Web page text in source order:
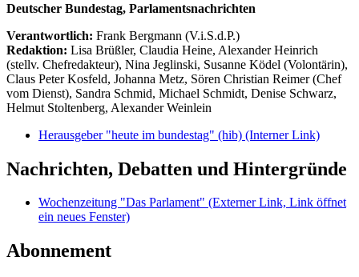
Deutscher Bundestag, Parlamentsnachrichten
Verantwortlich: Frank Bergmann (V.i.S.d.P.)
Redaktion: Lisa Brüßler, Claudia Heine, Alexander Heinrich
(stellv. Chefredakteur), Nina Jeglinski, Susanne Ködel (Volontärin),
Claus Peter Kosfeld, Johanna Metz, Sören Christian Reimer (Chef
vom Dienst), Sandra Schmid, Michael Schmidt, Denise Schwarz,
Helmut Stoltenberg, Alexander Weinlein
Herausgeber "heute im bundestag" (hib) (Interner Link)
Nachrichten, Debatten und Hintergründe
Wochenzeitung "Das Parlament" (Externer Link, Link öffnet
ein neues Fenster)
Abonnement